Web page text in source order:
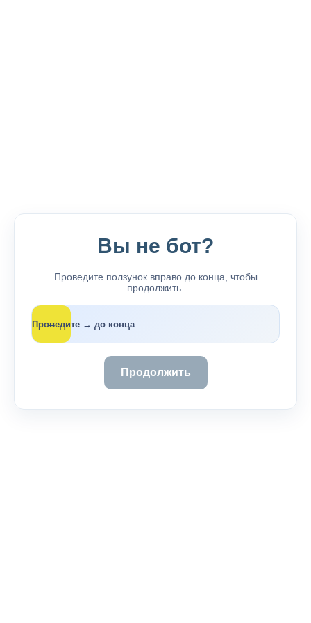
Вы не бот?
Проведите ползунок вправо до конца, чтобы
продолжить.
Проведите → до конца
→
Продолжить